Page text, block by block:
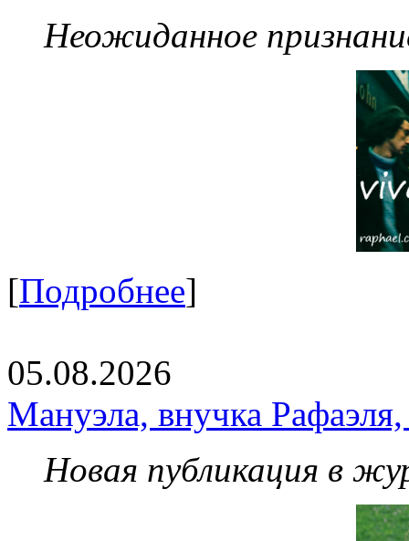
Неожиданное
[Подробнее]
05.08.2026
Мануэла, внучка
Новая публикация в